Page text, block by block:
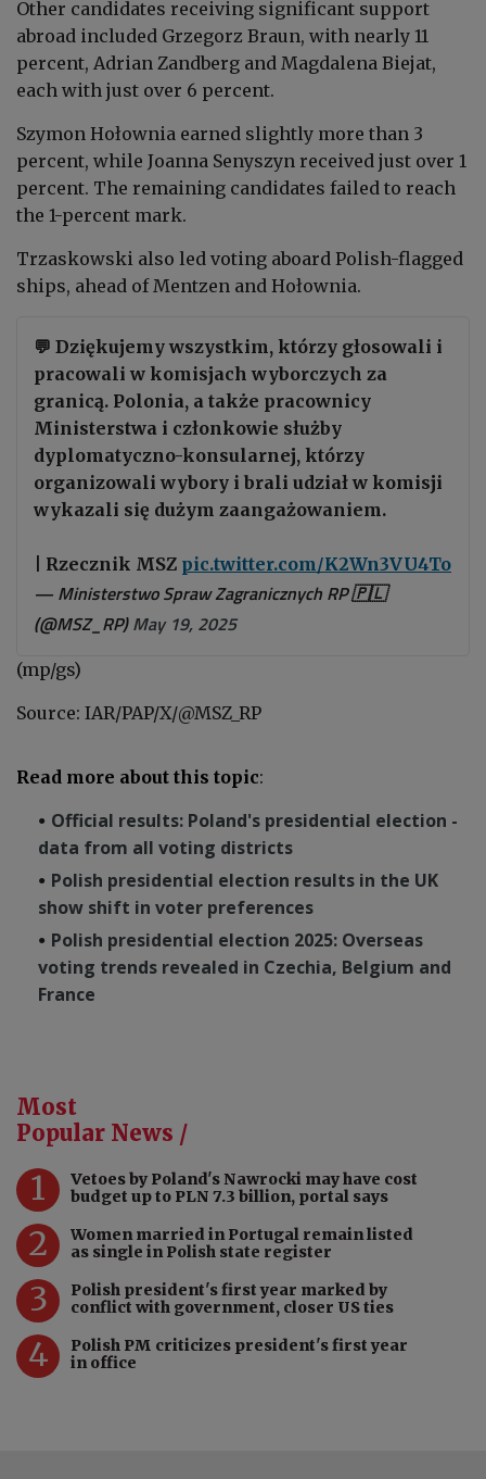
Other candidates receiving significant support
abroad included Grzegorz Braun, with nearly 11
percent, Adrian Zandberg and Magdalena Biejat,
each with just over 6 percent.
Szymon Hołownia earned slightly more than 3
percent, while Joanna Senyszyn received just over 1
percent. The remaining candidates failed to reach
the 1-percent mark.
Trzaskowski also led voting aboard Polish-flagged
ships, ahead of Mentzen and Hołownia.
💬 Dziękujemy wszystkim, którzy głosowali i
pracowali w komisjach wyborczych za
granicą. Polonia, a także pracownicy
Ministerstwa i członkowie służby
dyplomatyczno-konsularnej, którzy
organizowali wybory i brali udział w komisji
wykazali się dużym zaangażowaniem.
| Rzecznik MSZ pic.twitter.com/K2Wn3VU4To
— Ministerstwo Spraw Zagranicznych RP 🇵🇱
(@MSZ_RP)May 19, 2025
(mp/gs)
Source: IAR/PAP/X/@MSZ_RP
Read more about this topic:
Official results: Poland's presidential election -
data from all voting districts
Polish presidential election results in the UK
show shift in voter preferences
Polish presidential election 2025: Overseas
voting trends revealed in Czechia, Belgium and
France
Most
Popular News /
1
Vetoes by Poland's Nawrocki may have cost
budget up to PLN 7.3 billion, portal says
2
Women married in Portugal remain listed
as single in Polish state register
3
Polish president's first year marked by
conflict with government, closer US ties
4
Polish PM criticizes president's first year
in office